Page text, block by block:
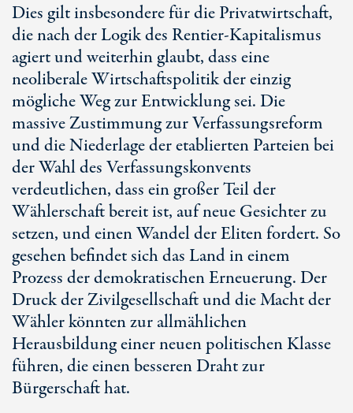
Dies gilt insbesondere für die Privatwirtschaft,
die nach der Logik des Rentier-Kapitalismus
agiert und weiterhin glaubt, dass eine
neoliberale Wirtschaftspolitik der einzig
mögliche Weg zur Entwicklung sei. Die
massive Zustimmung zur Verfassungsreform
und die Niederlage der etablierten Parteien bei
der Wahl des Verfassungskonvents
verdeutlichen, dass ein großer Teil der
Wählerschaft bereit ist, auf neue Gesichter zu
setzen, und einen Wandel der Eliten fordert. So
gesehen befindet sich das Land in einem
Prozess der demokratischen Erneuerung. Der
Druck der Zivilgesellschaft und die Macht der
Wähler könnten zur allmählichen
Herausbildung einer neuen politischen Klasse
führen, die einen besseren Draht zur
Bürgerschaft hat.